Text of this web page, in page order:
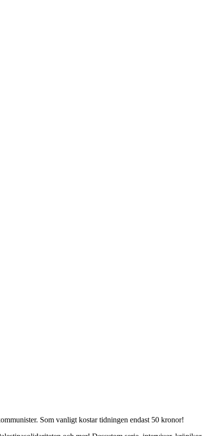
Som vanligt kostar tidningen endast 50 kronor!